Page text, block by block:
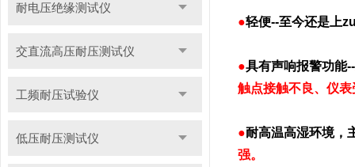
耐电压绝缘测试仪
交直流高压耐压测试仪
工频耐压试验仪
低压耐压测试仪
●轻便--至今还是上
●具有声响报警功能--
触点接触不良、仪
●耐高温高湿环境，
强。